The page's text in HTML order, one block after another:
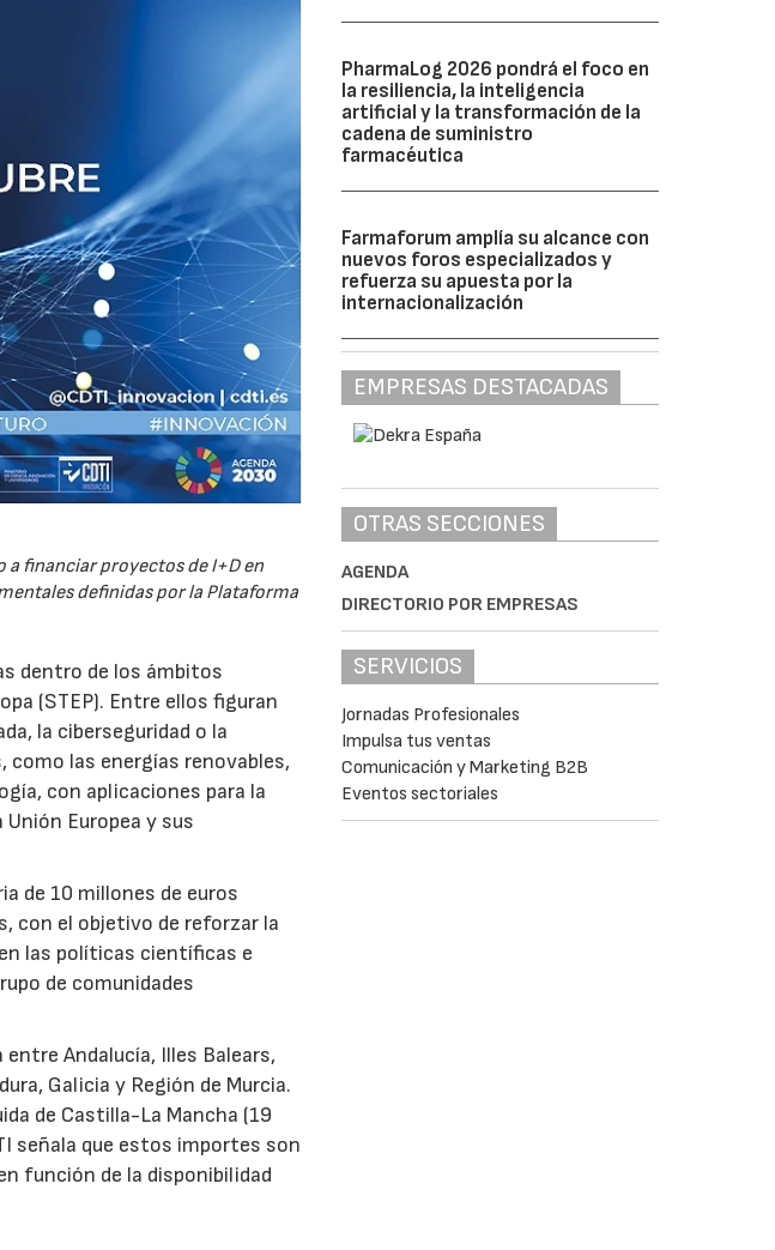
a financiar proyectos de I+D en
definidas por la Plataforma
dentro de los ámbitos
(STEP). Entre ellos figuran
la ciberseguridad o la
las energías renovables,
con aplicaciones para la
Europea y sus
de 10 millones de euros
con el objetivo de reforzar la
las políticas científicas e
de comunidades
Andalucía, Illes Balears,
Galicia y Región de Murcia.
de Castilla-La Mancha (19
señala que estos importes son
función de la disponibilidad
PharmaLog 2026 pondrá el foco en
la resiliencia, la inteligencia
artificial y la transformación de la
cadena de suministro
farmacéutica
Farmaforum amplía su alcance con
nuevos foros especializados y
refuerza su apuesta por la
internacionalización
EMPRESAS DESTACADAS
OTRAS SECCIONES
AGENDA
DIRECTORIO POR EMPRESAS
SERVICIOS
Jornadas Profesionales
Impulsa tus ventas
Comunicación y Marketing B2B
Eventos sectoriales